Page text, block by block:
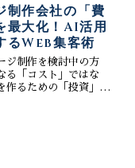
ら、生成AIを活用した
コストを抑えながら検
します。札幌近郊エリ
勝ち抜くための、スマ
いホームページの作り
ずはお気軽にご相談く
制作会社の「費
最大化！AI活用
るWeb集客術
ジ制作を検討中の方
る「コスト」ではな
作るための「投資」で